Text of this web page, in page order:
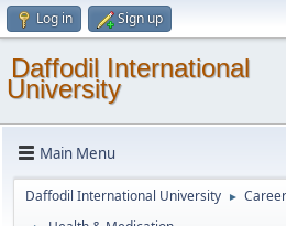
Log in Sign up
Daffodil International
University
Main Menu
Daffodil International University ►